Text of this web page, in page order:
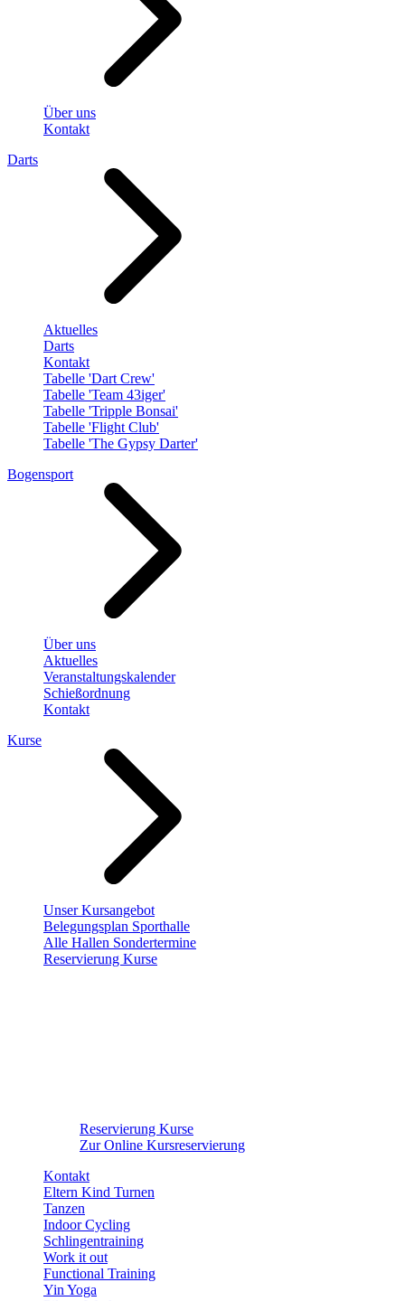
Über uns
Kontakt
Darts
Aktuelles
Darts
Kontakt
Tabelle 'Dart Crew'
Tabelle 'Team 43iger'
Tabelle 'Tripple Bonsai'
Tabelle 'Flight Club'
Tabelle 'The Gypsy Darter'
Bogensport
Über uns
Aktuelles
Veranstaltungskalender
Schießordnung
Kontakt
Kurse
Unser Kursangebot
Belegungsplan Sporthalle
Alle Hallen Sondertermine
Reservierung Kurse
Reservierung Kurse
Zur Online Kursreservierung
Kontakt
Eltern Kind Turnen
Tanzen
Indoor Cycling
Schlingentraining
Work it out
Functional Training
Yin Yoga